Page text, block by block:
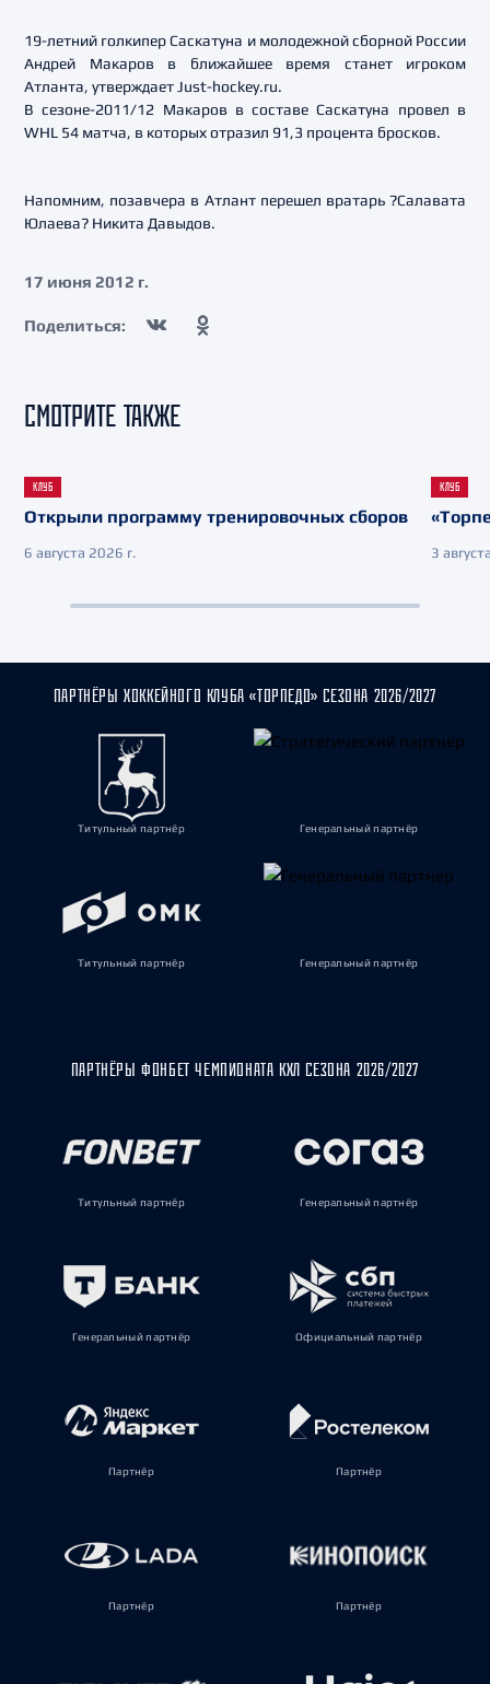
19-летний голкипер Саскатуна и молодежной сборной России
Андрей Макаров в ближайшее время станет игроком
Атланта, утверждает Just-hockey.ru.
В сезоне-2011/12 Макаров в составе Саскатуна провел в
WHL 54 матча, в которых отразил 91,3 процента бросков.
Напомним, позавчера в Атлант перешел вратарь ?Салавата
Юлаева? Никита Давыдов.
17 июня 2012 г.
Поделиться:
СМОТРИТЕ ТАКЖЕ
КЛУБ
Открыли программу тренировочных сборов
6 августа 2026 г.
КЛУБ
3
ПАРТНЁРЫ ХОККЕЙНОГО КЛУБА «ТОРПЕДО» СЕЗОНА 2026/2027
Титульный партнёр Генеральный партнёр
Титульный партнёр Генеральный партнёр
ПАРТНЁРЫ ФОНБЕТ ЧЕМПИОНАТА КХЛ СЕЗОНА 2026/2027
Титульный партнёр Генеральный партнёр
Генеральный партнёр Официальный партнёр
Партнёр Партнёр
Партнёр Партнёр